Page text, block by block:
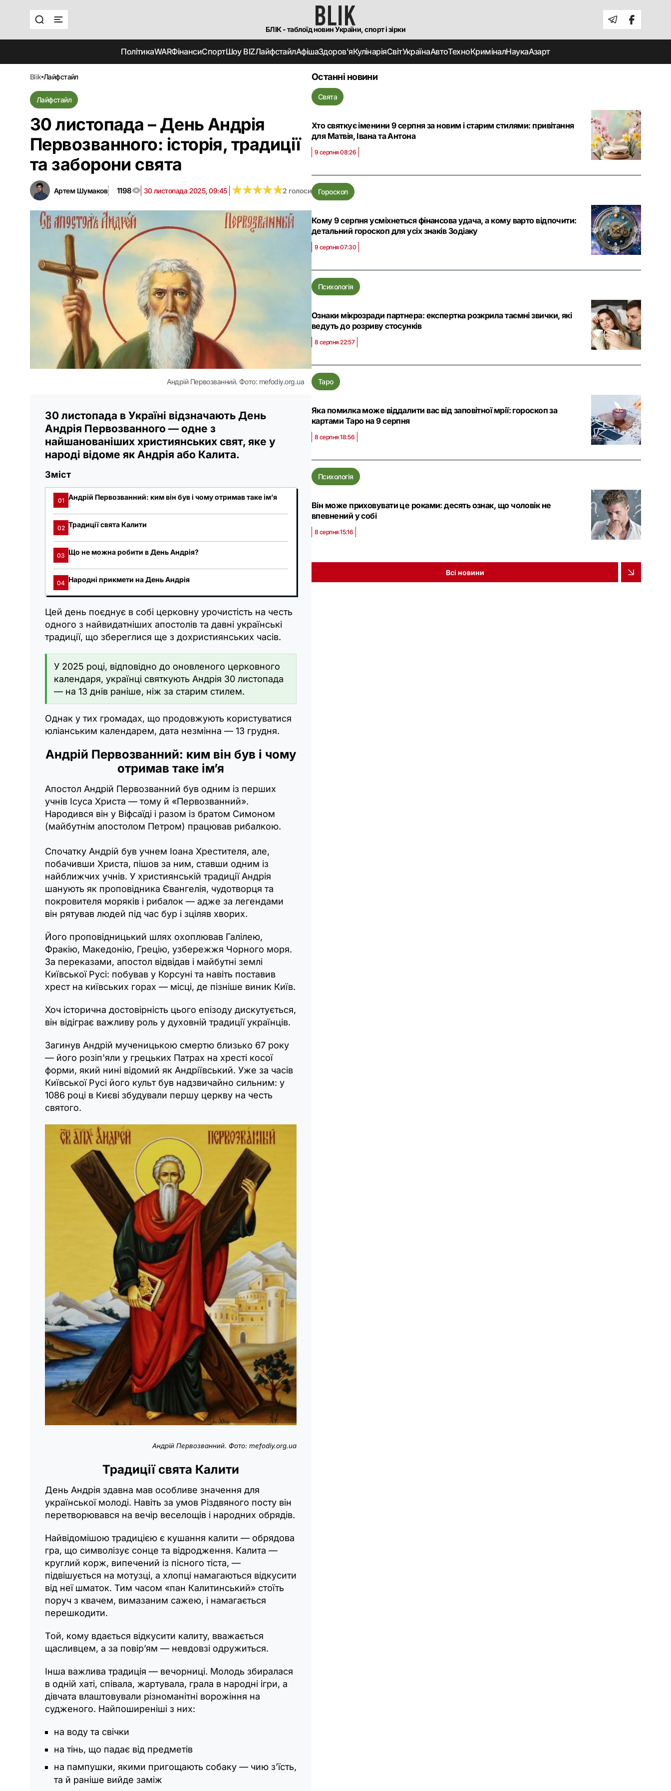
БЛІК - таблоїд новин України, спорт і зірки
ПолітикаWARФінансиСпортШоу BIZЛайфстайлАфішаЗдоров'яКулінаріяСвітУкраїнаАвтоТехноКриміналНаукаАзарт
blik лайфстайл
Лайфстайл
30 листопада – День Андрія
Первозванного: історія, традиції
та заборони свята
Артем Шумаков 1198 30 листопада 2025, 09:45 ★★★★★
★★★★★2 голоси
Андрій Первозванний. Фото: mefodiy.org.ua
30 листопада в Україні відзначають День
Андрія Первозванного — одне з
найшанованіших християнських свят, яке у
народі відоме як Андрія або Калита.
Зміст
01 Андрій Первозванний: ким він був і чому отримав таке ім’я
02 Традиції свята Калити
03 Що не можна робити в День Андрія?
04 Народні прикмети на День Андрія
Цей день поєднує в собі церковну урочистість на честь
одного з найвидатніших апостолів та давні українські
традиції, що збереглися ще з дохристиянських часів.
У 2025 році, відповідно до оновленого церковного
календаря, українці святкують Андрія 30 листопада
— на 13 днів раніше, ніж за старим стилем.
Однак у тих громадах, що продовжують користуватися
юліанським календарем, дата незмінна — 13 грудня.
Андрій Первозванний: ким він був і чому
отримав таке ім’я
Апостол Андрій Первозванний був одним із перших
учнів Ісуса Христа — тому й «Первозванний».
Народився він у Віфсаїді і разом із братом Симоном
(майбутнім апостолом Петром) працював рибалкою.
Спочатку Андрій був учнем Іоана Хрестителя, але,
побачивши Христа, пішов за ним, ставши одним із
найближчих учнів. У християнській традиції Андрія
шанують як проповідника Євангелія, чудотворця та
покровителя моряків і рибалок — адже за легендами
він рятував людей під час бур і зціляв хворих.
Його проповідницький шлях охоплював Галілею,
Фракію, Македонію, Грецію, узбережжя Чорного моря.
За переказами, апостол відвідав і майбутні землі
Київської Русі: побував у Корсуні та навіть поставив
хрест на київських горах — місці, де пізніше виник Київ.
Хоч історична достовірність цього епізоду дискутується,
він відіграє важливу роль у духовній традиції українців.
Загинув Андрій мученицькою смертю близько 67 року
— його розіп'яли у грецьких Патрах на хресті косої
форми, який нині відомий як Андріївський. Уже за часів
Київської Русі його культ був надзвичайно сильним: у
1086 році в Києві збудували першу церкву на честь
святого.
Андрій Первозванний. Фото: mefodiy.org.ua
Традиції свята Калити
День Андрія здавна мав особливе значення для
української молоді. Навіть за умов Різдвяного посту він
перетворювався на вечір веселощів і народних обрядів.
Найвідомішою традицією є кушання калити — обрядова
гра, що символізує сонце та відродження. Калита —
круглий корж, випечений із пісного тіста, —
підвішується на мотузці, а хлопці намагаються відкусити
від неї шматок. Тим часом «пан Калитинський» стоїть
поруч з квачем, вимазаним сажею, і намагається
перешкодити.
Той, кому вдається відкусити калиту, вважається
щасливцем, а за повір’ям — невдовзі одружиться.
Інша важлива традиція — вечорниці. Молодь збиралася
в одній хаті, співала, жартувала, грала в народні ігри, а
дівчата влаштовували різноманітні ворожіння на
судженого. Найпоширеніші з них:
на воду та свічки
на тінь, що падає від предметів
на пампушки, якими пригощають собаку — чию з’їсть,
та й раніше вийде заміж
Останні новини
Свята
Хто святкує іменини 9 серпня за новим і старим стилями: привітання
для Матвія, Івана та Антона
9 серпня 08:26
Гороскоп
Кому 9 серпня усміхнеться фінансова удача, а кому варто відпочити:
детальний гороскоп для усіх знаків Зодіаку
9 серпня 07:30
Психологія
Ознаки мікрозради партнера: експертка розкрила таємні звички, які
ведуть до розриву стосунків
8 серпня 22:57
Таро
Яка помилка може віддалити вас від заповітної мрії: гороскоп за
картами Таро на 9 серпня
8 серпня 18:56
Психологія
Він може приховувати це роками: десять ознак, що чоловік не
впевнений у собі
8 серпня 15:16
Всі новини